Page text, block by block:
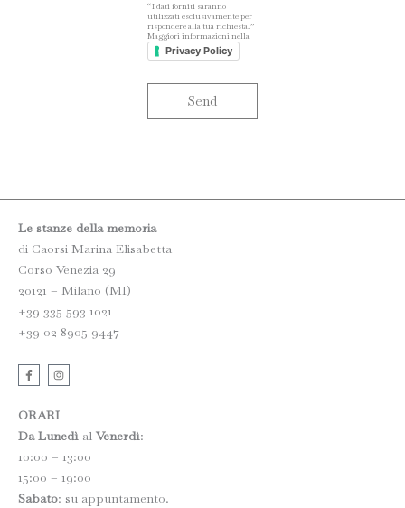
“I dati forniti saranno
utilizzati esclusivamente per
rispondere alla tua richiesta.”
Maggiori informazioni nella
Privacy Policy
Send
Le stanze della memoria
di Caorsi Marina Elisabetta
Corso Venezia 29
20121 – Milano (MI)
+39 335 593 1021
+39 02 8905 9447
F
a
c
b
o
o
k
-
I
n
s
a
g
r
a
m
ORARI
Da Lunedì al Venerdì:
10:00 – 13:00
15:00 – 19:00
Sabato: su appuntamento.